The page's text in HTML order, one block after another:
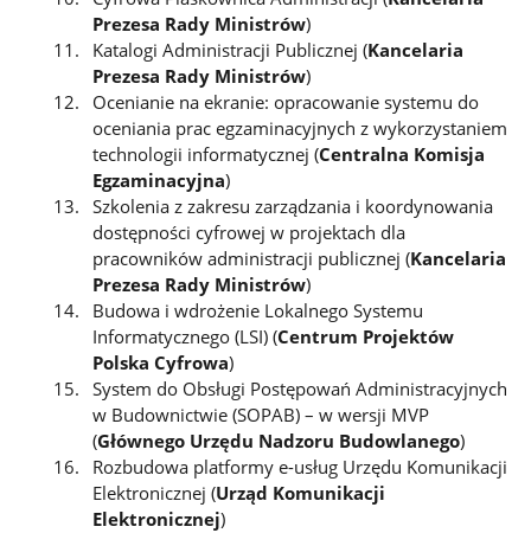
Prezesa Rady Ministrów)
Katalogi Administracji Publicznej (Kancelaria
Prezesa Rady Ministrów)
Ocenianie na ekranie: opracowanie systemu do
oceniania prac egzaminacyjnych z wykorzystaniem
technologii informatycznej (Centralna Komisja
Egzaminacyjna)
Szkolenia z zakresu zarządzania i koordynowania
dostępności cyfrowej w projektach dla
pracowników administracji publicznej (Kancelaria
Prezesa Rady Ministrów)
Budowa i wdrożenie Lokalnego Systemu
Informatycznego (LSI) (Centrum Projektów
Polska Cyfrowa)
System do Obsługi Postępowań Administracyjnych
w Budownictwie (SOPAB) – w wersji MVP
(Głównego Urzędu Nadzoru Budowlanego)
Rozbudowa platformy e-usług Urzędu Komunikacji
Elektronicznej (Urząd Komunikacji
Elektronicznej)